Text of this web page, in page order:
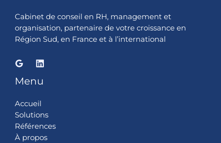
Cabinet de conseil en RH, management et
organisation, partenaire de votre croissance en
Région Sud, en France et à l’international
Menu
Accueil
Solutions
Références
À propos